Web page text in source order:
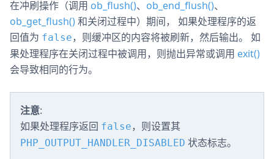
在冲刷操作（调用 ob_flush()、 ob_end_flush()、
ob_get_flush()和关闭过程中）期间， 如果处理程序的返
回值为 false，则缓冲区的内容将被刷新，然后输出。 如
果处理程序在关闭过程中被调用，则抛出异常或调用 exit()
会导致相同的行为。
注意:
如果处理程序返回 false ，则设置其
PHP_OUTPUT_HANDLER_DISABLED 状态标志。